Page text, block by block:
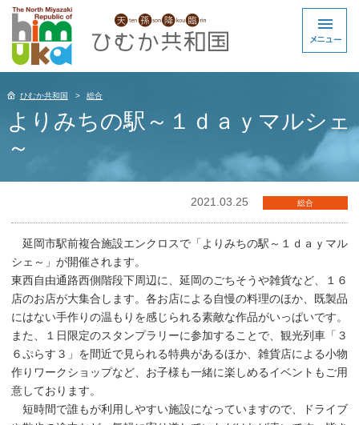
ひむか共和国 総合
よりみちの駅～１ｄａｙマルシェ
～
2021.03.25 総合
延岡市駅前複合施設エンクロスで「よりみちの駅～１ｄａｙマル
シェ～」が開催されます。
東西自由通路西側階段下周辺に、延岡のごちそうや雑貨など、１６
店のお店が大集合します。各お店による自慢の料理のほか、既製品
にはない手作りの温もりを感じられる素敵な作品がいっぱいです。
また、１日限定のスタンプラリーに参加することで、観光列車「３
６ぷらす３」を間近で見られる特典があるほか、雑貨店による小物
作りワークショップなど、お子様も一緒に楽しめるイベントもご用
意しております。
短時間で誰もが利用しやすい施設になっていますので、ドライブ